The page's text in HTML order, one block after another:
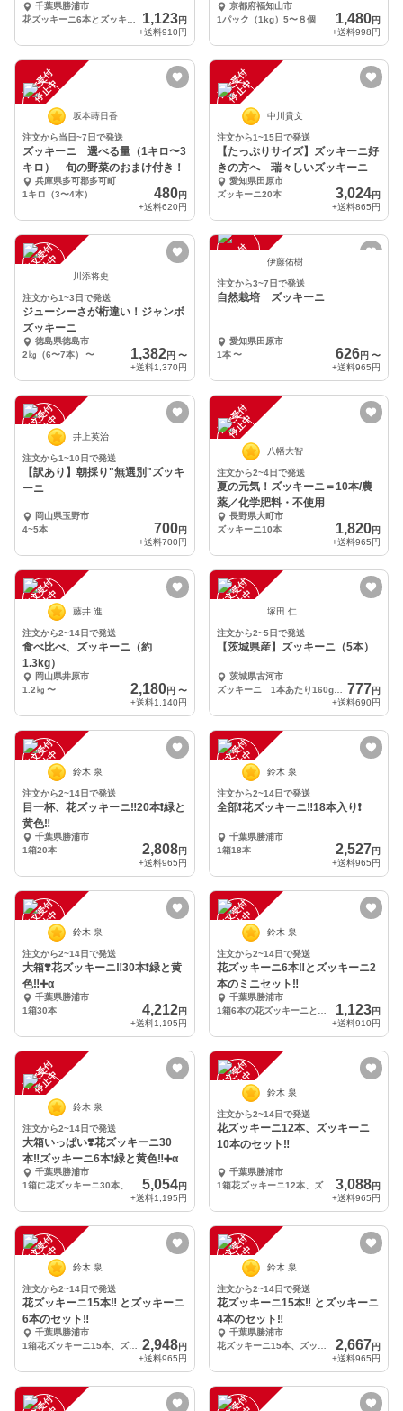
千葉県勝浦市
1,123円
+送料910円
ッキーニ）１㎏
京都府福知山市
1パック（1kg）5〜８個
1,480円
+送料998円
注
文
受
付
停
止
中
坂本蒔日香
注文から当日~7日で発送
ズッキーニ 選べる量（1キロ〜3
キロ） 旬の野菜のおまけ付き！
兵庫県多可郡多可町
1キロ（3〜4本）
480円
+送料620円
注
文
受
付
停
止
中
中川貴文
注文から1~15日で発送
【たっぷりサイズ】ズッキーニ好
きの方へ 瑞々しいズッキーニ
愛知県田原市
ズッキーニ20本
3,024円
+送料865円
注
文
受
付
停
止
中 川添将史
注文から1~3日で発送
ジューシーさが桁違い！ジャンボ
ズッキーニ
徳島県徳島市
2㎏（6〜7本）
〜 1,382円 〜
+送料1,370円
注
文
受
付
停
止 伊藤佑樹
注文から3~7日で発送
自然栽培 ズッキーニ
愛知県田原市
1本 〜 626円 〜
+送料965円
注
文
受
付
停
止
中 井上英治
注文から1~10日で発送
【訳あり】朝採り"無選別"ズッキ
ーニ
岡山県玉野市
4~5本
700円
+送料700円
注
文
受
付
停
止
中
八幡大智
注文から2~4日で発送
夏の元気！ズッキーニ＝10本/農
薬／化学肥料・不使用
長野県大町市
ズッキーニ10本
1,820円
+送料965円
注
文
受
付
停
止
中 藤井 進
注文から2~14日で発送
食べ比べ、ズッキーニ（約
1.3kg）
岡山県井原市
1.2㎏ 〜 2,180円 〜
+送料1,140円
注
文
受
付
停
止
中 塚田 仁
注文から2~5日で発送
【茨城県産】ズッキーニ（5本）
茨城県古河市
ズッキーニ 1本あたり160g～200g
777円
+送料690円
注
文
受
付
停
止
中 鈴木 泉
注文から2~14日で発送
目一杯、花ズッキーニ‼️20本❗️緑と
黄色‼️
千葉県勝浦市
1箱20本
2,808円
+送料965円
注
文
受
付
停
止
中 鈴木 泉
注文から2~14日で発送
全部❗️花ズッキーニ‼️18本入り❗️
千葉県勝浦市
1箱18本
2,527円
+送料965円
注
文
受
付
停
止
中 鈴木 泉
注文から2~14日で発送
大箱❣️花ズッキーニ‼️30本❗️緑と黄
色‼️➕α
千葉県勝浦市
1箱30本
4,212円
+送料1,195円
注
文
受
付
停
止
中 鈴木 泉
注文から2~14日で発送
花ズッキーニ6本‼️とズッキーニ2
本のミニセット‼️
千葉県勝浦市
1,123円
+送料910円
注
文
受
付
停
止
中
鈴木 泉
注文から2~14日で発送
大箱いっぱい❣️花ズッキーニ30
本‼️ズッキーニ6本❗️緑と黄色‼️➕α
千葉県勝浦市
5,054円
+送料1,195円
注
文
受
付
停
止
中 鈴木 泉
注文から2~14日で発送
花ズッキーニ12本、ズッキーニ
10本のセット‼️
千葉県勝浦市
1箱花ズッキーニ12本、ズッキーニ10本
3,088円
+送料965円
注
文
受
付
停
止
中 鈴木 泉
注文から2~14日で発送
花ズッキーニ15本‼️ とズッキーニ
6本のセット‼️
千葉県勝浦市
1箱花ズッキーニ15本、ズッキーニ6本
2,948円
+送料965円
注
文
受
付
停
止
中 鈴木 泉
注文から2~14日で発送
花ズッキーニ15本‼️ とズッキーニ
4本のセット‼️
千葉県勝浦市
2,667円
+送料965円